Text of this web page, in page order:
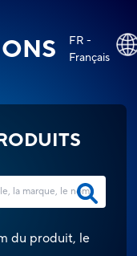
FR -
Français
du produit, le